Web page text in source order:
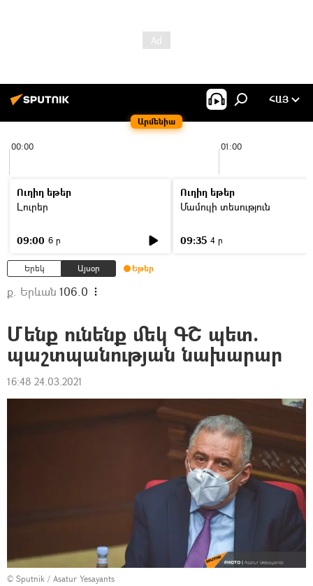
Արմենիա
ՀԱՅ
00:00 01:00
Ուղիղ եթեր
Լուրեր
09:00 6 ր
Ուղիղ եթեր
Մամուլի տեսություն
09:35 4 ր
Երեկ Այսօր Եթեր
ք. Երևան 106.0
Մենք ունենք մեկ ԳՇ պետ.
պաշտպանության նախարար
16:48 24.03.2021
© Sputnik / Asatur Yesayants